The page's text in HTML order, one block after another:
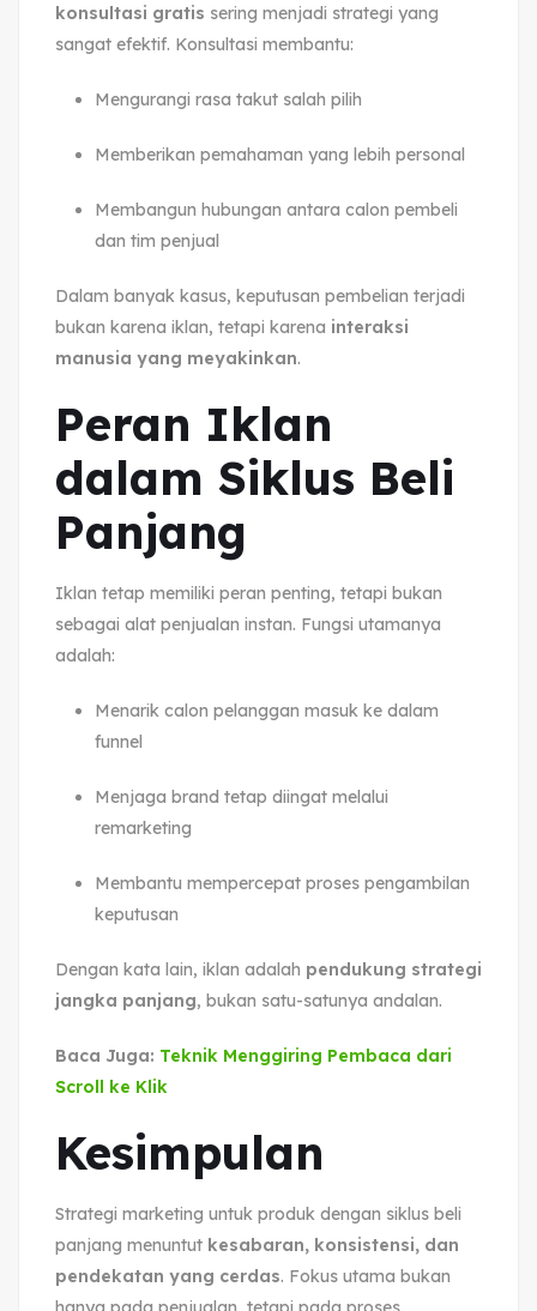
konsultasi gratis sering menjadi strategi yang
sangat efektif. Konsultasi membantu:
Mengurangi rasa takut salah pilih
Memberikan pemahaman yang lebih personal
Membangun hubungan antara calon pembeli
dan tim penjual
Dalam banyak kasus, keputusan pembelian terjadi
bukan karena iklan, tetapi karena interaksi
manusia yang meyakinkan.
Peran Iklan
dalam Siklus Beli
Panjang
Iklan tetap memiliki peran penting, tetapi bukan
sebagai alat penjualan instan. Fungsi utamanya
adalah:
Menarik calon pelanggan masuk ke dalam
funnel
Menjaga brand tetap diingat melalui
remarketing
Membantu mempercepat proses pengambilan
keputusan
Dengan kata lain, iklan adalah pendukung strategi
jangka panjang, bukan satu-satunya andalan.
Baca Juga: Teknik Menggiring Pembaca dari
Scroll ke Klik
Kesimpulan
Strategi marketing untuk produk dengan siklus beli
panjang menuntut kesabaran, konsistensi, dan
pendekatan yang cerdas. Fokus utama bukan